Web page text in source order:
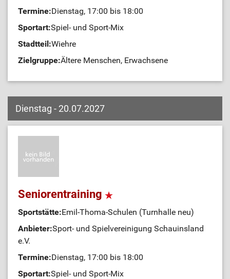
Termine:Dienstag, 17:00 bis 18:00
Sportart:Spiel- und Sport-Mix
Stadtteil:Wiehre
Zielgruppe:Ältere Menschen, Erwachsene
Dienstag - 20.07.2027
Seniorentraining
Sportstätte:Emil-Thoma-Schulen (Turnhalle neu)
Anbieter:Sport- und Spielvereinigung Schauinsland
e.V.
Termine:Dienstag, 17:00 bis 18:00
Sportart:Spiel- und Sport-Mix